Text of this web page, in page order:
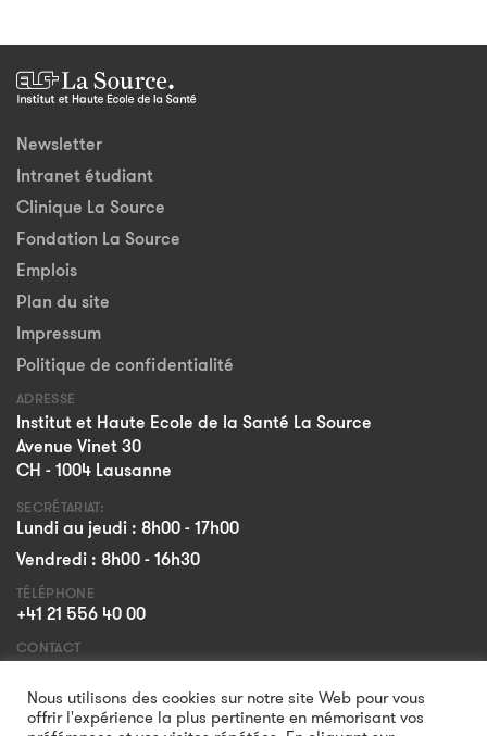
Newsletter
Intranet étudiant
Clinique La Source
Fondation La Source
Emplois
Plan du site
Impressum
Politique de confidentialité
ADRESSE
Institut et Haute Ecole de la Santé La Source
Avenue Vinet 30
CH - 1004 Lausanne
SECRÉTARIAT:
Lundi au jeudi : 8h00 - 17h00
Vendredi : 8h00 - 16h30
TÉLÉPHONE
+41 21 556 40 00
CONTACT
Formulaire
Nous utilisons des cookies sur notre site Web pour vous
offrir l'expérience la plus pertinente en mémorisant vos